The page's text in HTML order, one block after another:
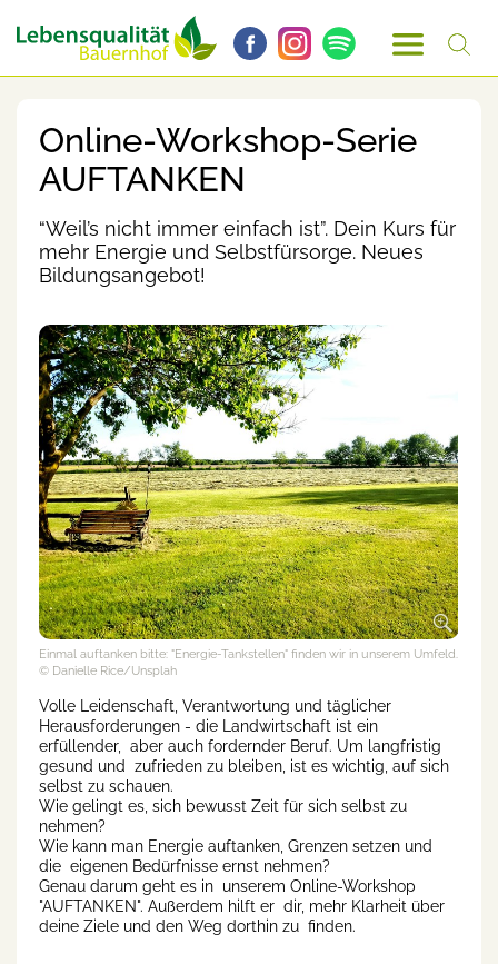
Online-Workshop-Serie
AUFTANKEN
“Weil’s nicht immer einfach ist”. Dein Kurs für
mehr Energie und Selbstfürsorge. Neues
Bildungsangebot!
Einmal auftanken bitte: "Energie-Tankstellen" finden wir in unserem Umfeld.
© Danielle Rice/Unsplah
Volle Leidenschaft, Verantwortung und täglicher
Herausforderungen - die Landwirtschaft ist ein
erfüllender, aber auch fordernder Beruf. Um langfristig
gesund und zufrieden zu bleiben, ist es wichtig, auf sich
selbst zu schauen.
Wie gelingt es, sich bewusst Zeit für sich selbst zu
nehmen?
Wie kann man Energie auftanken, Grenzen setzen und
die eigenen Bedürfnisse ernst nehmen?
Genau darum geht es in unserem Online-Workshop
"AUFTANKEN". Außerdem hilft er dir, mehr Klarheit über
deine Ziele und den Weg dorthin zu finden.